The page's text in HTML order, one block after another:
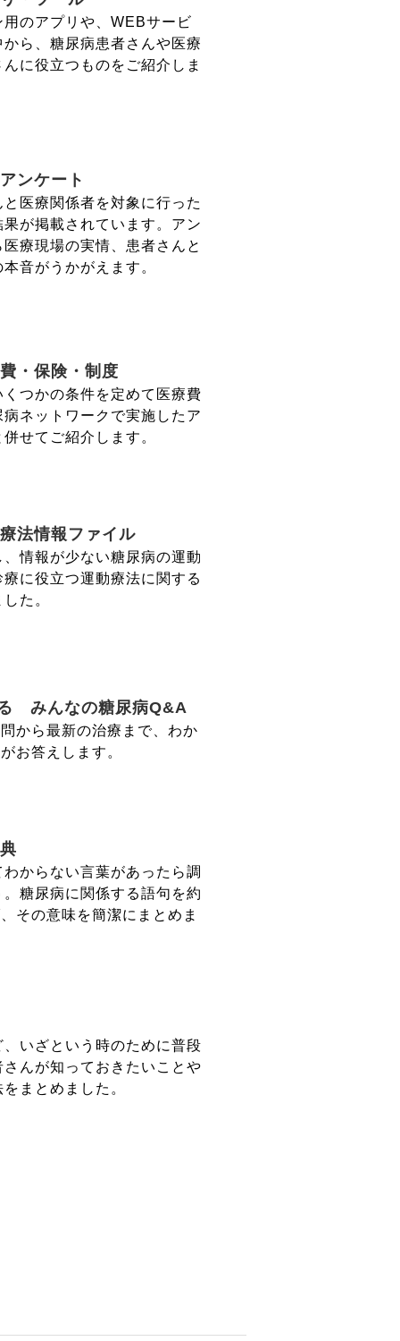
用のアプリや、WEBサービ
から、糖尿病患者さんや医療
に役立つものをご紹介しま
ンケート
医療関係者を対象に行った
が掲載されています。アン
療現場の実情、患者さんと
音がうかがえます。
・保険・制度
つかの条件を定めて医療費
病ネットワークで実施したア
せてご紹介します。
法情報ファイル
情報が少ない糖尿病の運動
に役立つ運動療法に関する
た。
みんなの糖尿病Q&A
から最新の治療まで、わか
お答えします。
からない言葉があったら調
糖尿病に関係する語句を約
その意味を簡潔にまとめま
いざという時のために普段
んが知っておきたいことや
まとめました。